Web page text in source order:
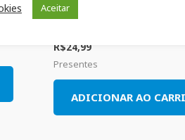
10L
Tapete Pop Colors
R$24,99
Presentes
ADICIONAR AO
Aceitar